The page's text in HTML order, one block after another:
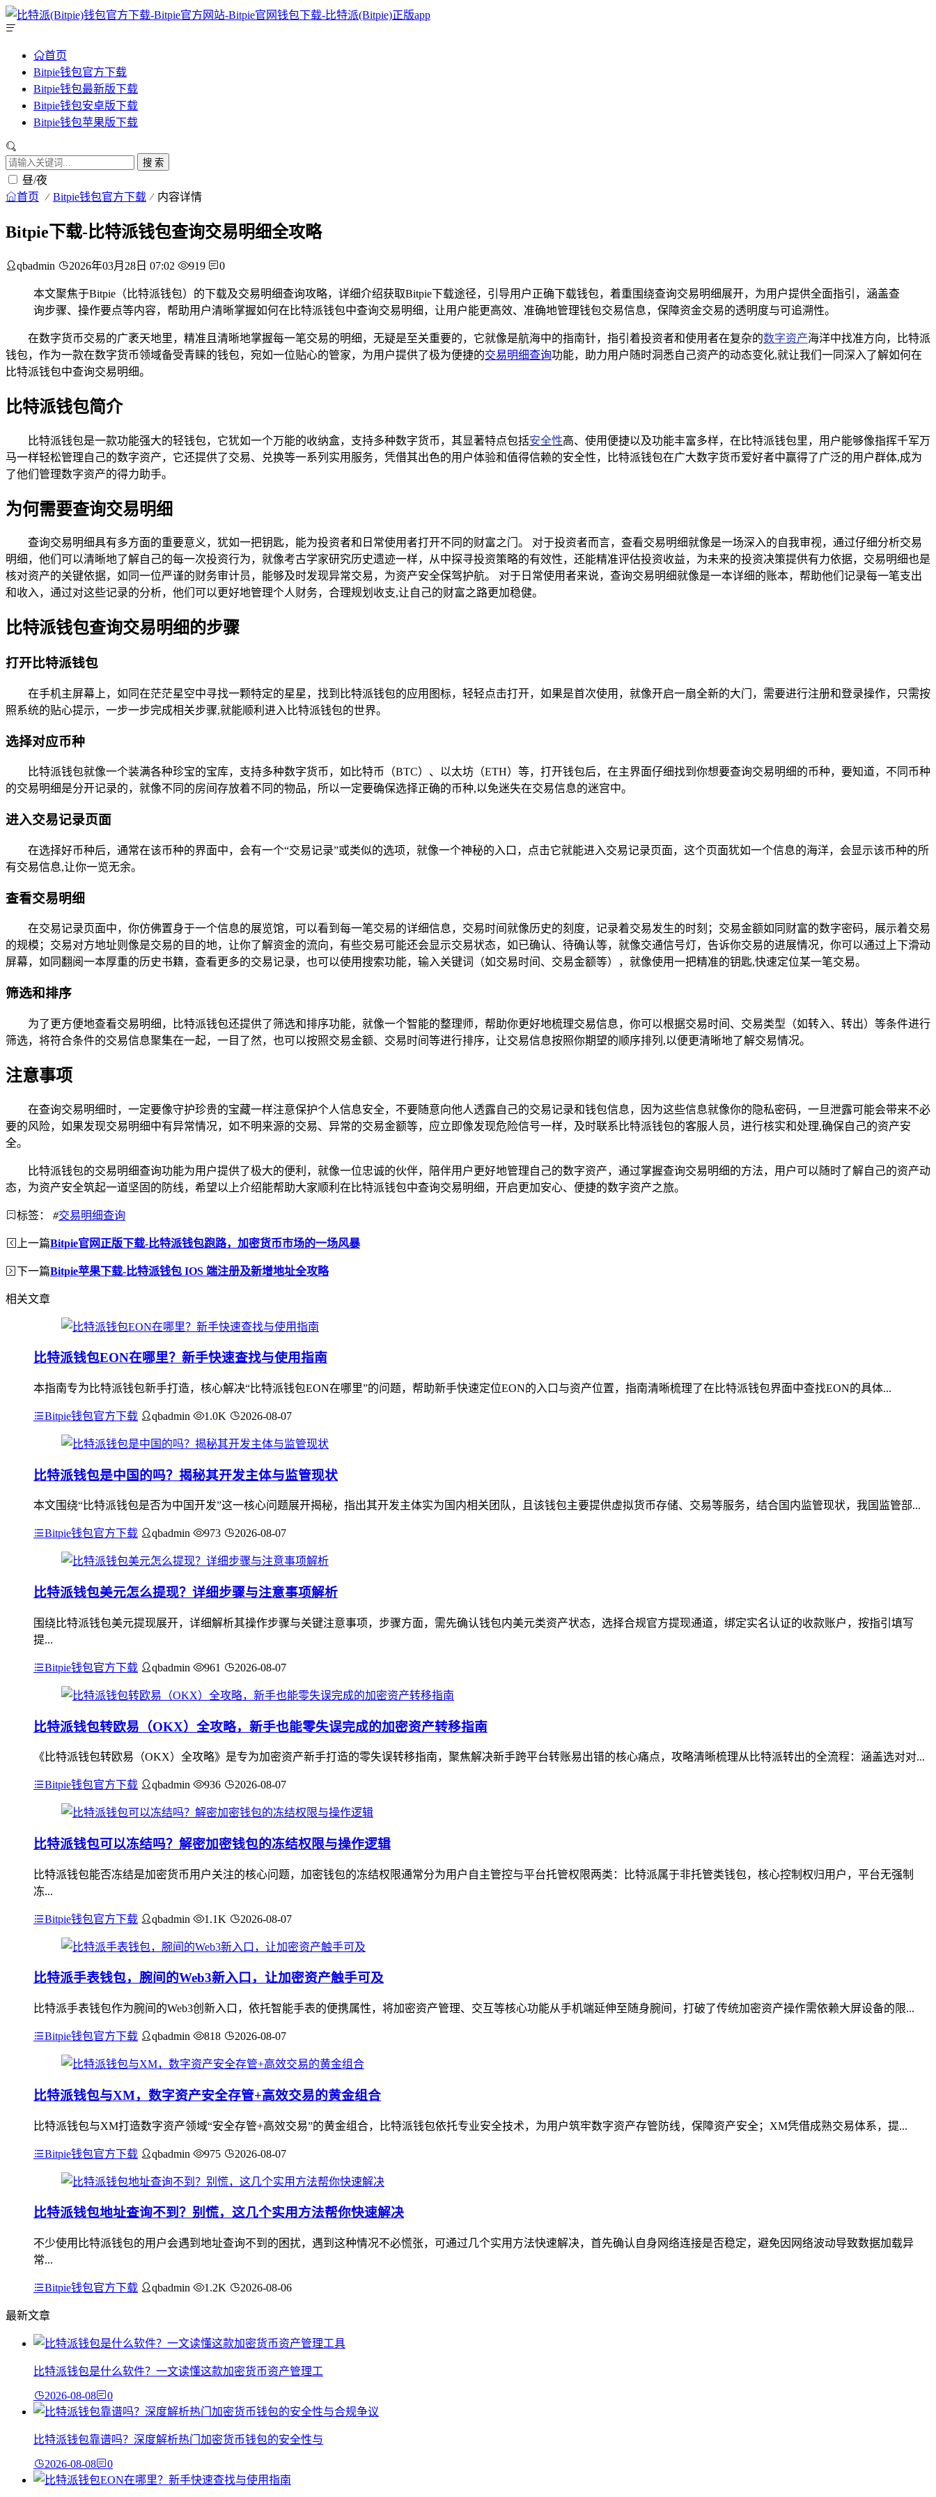
首页
Bitpie钱包官方下载
Bitpie钱包最新版下载
Bitpie钱包安卓版下载
Bitpie钱包苹果版下载
搜 索
昼/夜
首页 Bitpie钱包官方下载 内容详情
Bitpie下载-比特派钱包查询交易明细全攻略
qbadmin 2026年03月28日 07:02 919 0
本文聚焦于Bitpie（比特派钱包）的下载及交易明细查询攻略，详细介绍获取Bitpie下载途径，引导用户正确下载钱包，着重围绕查询交易明细展开，为用户提供全面指引，涵盖查
询步骤、操作要点等内容，帮助用户清晰掌握如何在比特派钱包中查询交易明细，让用户能更高效、准确地管理钱包交易信息，保障资金交易的透明度与可追溯性。
在数字货币交易的广袤天地里，精准且清晰地掌握每一笔交易的明细，无疑是至关重要的，它就像是航海中的指南针，指引着投资者和使用者在复杂的数字资产海洋中找准方向，比特派
钱包，作为一款在数字货币领域备受青睐的钱包，宛如一位贴心的管家，为用户提供了极为便捷的交易明细查询功能，助力用户随时洞悉自己资产的动态变化,就让我们一同深入了解如何在
比特派钱包中查询交易明细。
比特派钱包简介
比特派钱包是一款功能强大的轻钱包，它犹如一个万能的收纳盒，支持多种数字货币，其显著特点包括安全性高、使用便捷以及功能丰富多样，在比特派钱包里，用户能够像指挥千军万
马一样轻松管理自己的数字资产，它还提供了交易、兑换等一系列实用服务，凭借其出色的用户体验和值得信赖的安全性，比特派钱包在广大数字货币爱好者中赢得了广泛的用户群体,成为
了他们管理数字资产的得力助手。
为何需要查询交易明细
查询交易明细具有多方面的重要意义，犹如一把钥匙，能为投资者和日常使用者打开不同的财富之门。 对于投资者而言，查看交易明细就像是一场深入的自我审视，通过仔细分析交易
明细，他们可以清晰地了解自己的每一次投资行为，就像考古学家研究历史遗迹一样，从中探寻投资策略的有效性，还能精准评估投资收益，为未来的投资决策提供有力依据，交易明细也是
核对资产的关键依据，如同一位严谨的财务审计员，能够及时发现异常交易，为资产安全保驾护航。 对于日常使用者来说，查询交易明细就像是一本详细的账本，帮助他们记录每一笔支出
和收入，通过对这些记录的分析，他们可以更好地管理个人财务，合理规划收支,让自己的财富之路更加稳健。
比特派钱包查询交易明细的步骤
打开比特派钱包
在手机主屏幕上，如同在茫茫星空中寻找一颗特定的星星，找到比特派钱包的应用图标，轻轻点击打开，如果是首次使用，就像开启一扇全新的大门，需要进行注册和登录操作，只需按
照系统的贴心提示，一步一步完成相关步骤,就能顺利进入比特派钱包的世界。
选择对应币种
比特派钱包就像一个装满各种珍宝的宝库，支持多种数字货币，如比特币（BTC）、以太坊（ETH）等，打开钱包后，在主界面仔细找到你想要查询交易明细的币种，要知道，不同币种
的交易明细是分开记录的，就像不同的房间存放着不同的物品，所以一定要确保选择正确的币种,以免迷失在交易信息的迷宫中。
进入交易记录页面
在选择好币种后，通常在该币种的界面中，会有一个“交易记录”或类似的选项，就像一个神秘的入口，点击它就能进入交易记录页面，这个页面犹如一个信息的海洋，会显示该币种的所
有交易信息,让你一览无余。
查看交易明细
在交易记录页面中，你仿佛置身于一个信息的展览馆，可以看到每一笔交易的详细信息，交易时间就像历史的刻度，记录着交易发生的时刻；交易金额如同财富的数字密码，展示着交易
的规模；交易对方地址则像是交易的目的地，让你了解资金的流向，有些交易可能还会显示交易状态，如已确认、待确认等，就像交通信号灯，告诉你交易的进展情况，你可以通过上下滑动
屏幕，如同翻阅一本厚重的历史书籍，查看更多的交易记录，也可以使用搜索功能，输入关键词（如交易时间、交易金额等），就像使用一把精准的钥匙,快速定位某一笔交易。
筛选和排序
为了更方便地查看交易明细，比特派钱包还提供了筛选和排序功能，就像一个智能的整理师，帮助你更好地梳理交易信息，你可以根据交易时间、交易类型（如转入、转出）等条件进行
筛选，将符合条件的交易信息聚集在一起，一目了然，也可以按照交易金额、交易时间等进行排序，让交易信息按照你期望的顺序排列,以便更清晰地了解交易情况。
注意事项
在查询交易明细时，一定要像守护珍贵的宝藏一样注意保护个人信息安全，不要随意向他人透露自己的交易记录和钱包信息，因为这些信息就像你的隐私密码，一旦泄露可能会带来不必
要的风险，如果发现交易明细中有异常情况，如不明来源的交易、异常的交易金额等，应立即像发现危险信号一样，及时联系比特派钱包的客服人员，进行核实和处理,确保自己的资产安
全。
比特派钱包的交易明细查询功能为用户提供了极大的便利，就像一位忠诚的伙伴，陪伴用户更好地管理自己的数字资产，通过掌握查询交易明细的方法，用户可以随时了解自己的资产动
态，为资产安全筑起一道坚固的防线，希望以上介绍能帮助大家顺利在比特派钱包中查询交易明细，开启更加安心、便捷的数字资产之旅。
标签： #交易明细查询
上一篇Bitpie官网正版下载-比特派钱包跑路，加密货币市场的一场风暴
下一篇Bitpie苹果下载-比特派钱包 IOS 端注册及新增地址全攻略
相关文章
比特派钱包EON在哪里？新手快速查找与使用指南
本指南专为比特派钱包新手打造，核心解决“比特派钱包EON在哪里”的问题，帮助新手快速定位EON的入口与资产位置，指南清晰梳理了在比特派钱包界面中查找EON的具体...
Bitpie钱包官方下载 qbadmin 1.0K 2026-08-07
比特派钱包是中国的吗？揭秘其开发主体与监管现状
本文围绕“比特派钱包是否为中国开发”这一核心问题展开揭秘，指出其开发主体实为国内相关团队，且该钱包主要提供虚拟货币存储、交易等服务，结合国内监管现状，我国监管部...
Bitpie钱包官方下载 qbadmin 973 2026-08-07
比特派钱包美元怎么提现？详细步骤与注意事项解析
围绕比特派钱包美元提现展开，详细解析其操作步骤与关键注意事项，步骤方面，需先确认钱包内美元类资产状态，选择合规官方提现通道，绑定实名认证的收款账户，按指引填写
提...
Bitpie钱包官方下载 qbadmin 961 2026-08-07
比特派钱包转欧易（OKX）全攻略，新手也能零失误完成的加密资产转移指南
《比特派钱包转欧易（OKX）全攻略》是专为加密资产新手打造的零失误转移指南，聚焦解决新手跨平台转账易出错的核心痛点，攻略清晰梳理从比特派转出的全流程：涵盖选对对...
Bitpie钱包官方下载 qbadmin 936 2026-08-07
比特派钱包可以冻结吗？解密加密钱包的冻结权限与操作逻辑
比特派钱包能否冻结是加密货币用户关注的核心问题，加密钱包的冻结权限通常分为用户自主管控与平台托管权限两类：比特派属于非托管类钱包，核心控制权归用户，平台无强制
冻...
Bitpie钱包官方下载 qbadmin 1.1K 2026-08-07
比特派手表钱包，腕间的Web3新入口，让加密资产触手可及
比特派手表钱包作为腕间的Web3创新入口，依托智能手表的便携属性，将加密资产管理、交互等核心功能从手机端延伸至随身腕间，打破了传统加密资产操作需依赖大屏设备的限...
Bitpie钱包官方下载 qbadmin 818 2026-08-07
比特派钱包与XM，数字资产安全存管+高效交易的黄金组合
比特派钱包与XM打造数字资产领域“安全存管+高效交易”的黄金组合，比特派钱包依托专业安全技术，为用户筑牢数字资产存管防线，保障资产安全；XM凭借成熟交易体系，提...
Bitpie钱包官方下载 qbadmin 975 2026-08-07
比特派钱包地址查询不到？别慌，这几个实用方法帮你快速解决
不少使用比特派钱包的用户会遇到地址查询不到的困扰，遇到这种情况不必慌张，可通过几个实用方法快速解决，首先确认自身网络连接是否稳定，避免因网络波动导致数据加载异
常...
Bitpie钱包官方下载 qbadmin 1.2K 2026-08-06
最新文章
比特派钱包是什么软件？一文读懂这款加密货币资产管理工
2026-08-08 0
比特派钱包靠谱吗？深度解析热门加密货币钱包的安全性与
2026-08-08 0